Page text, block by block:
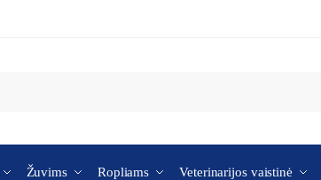
Žuvims Ropliams Veterinarijos vaistinė